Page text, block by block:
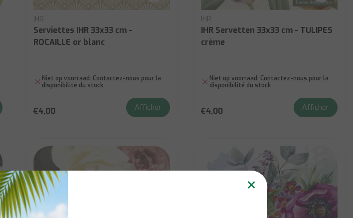
IHR
Serviettes IHR 33x33 cm -
ROCAILLE or blanc
Niet op voorraad: Contactez-nous pour la
disponibilité du stock
€4,00 Afficher
IHR
IHR Servetten 33x33 cm - TULIPES
crème
Niet op voorraad: Contactez-nous pour la
disponibilité du stock
€4,00 Afficher
×